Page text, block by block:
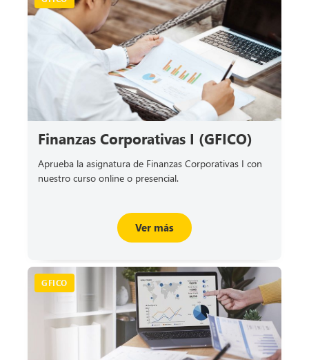
Finanzas Corporativas I (GFICO)
Aprueba la asignatura de Finanzas Corporativas I con
nuestro curso online o presencial.
Ver más
GFICO